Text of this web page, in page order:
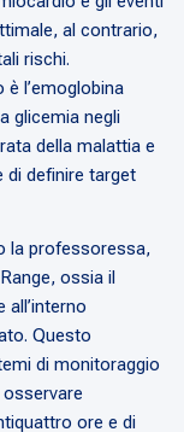
al contrario,
rischi.
è l’emoglobina
glicemia negli
della malattia e
di definire target
la professoressa,
ossia il
Questo
di monitoraggio
ore e di